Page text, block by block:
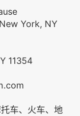
York, NY
11354
车、火车、地